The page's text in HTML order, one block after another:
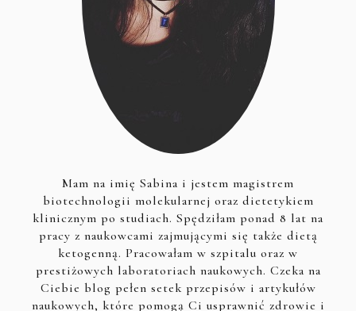
Mam na imię Sabina i jestem magistrem
biotechnologii molekularnej oraz dietetykiem
klinicznym po studiach. Spędziłam ponad 8 lat na
pracy z naukowcami zajmującymi się także dietą
ketogenną. Pracowałam w szpitalu oraz w
prestiżowych laboratoriach naukowych. Czeka na
Ciebie blog pełen setek przepisów i artykułów
naukowych, które pomogą Ci usprawnić zdrowie i